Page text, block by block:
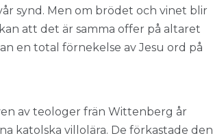
synd. Men om brödet och vinet blir
att det är samma offer på altaret
en total förnekelse av Jesu ord på
av teologer frän Wittenberg år
katolska villolära. De förkastade den